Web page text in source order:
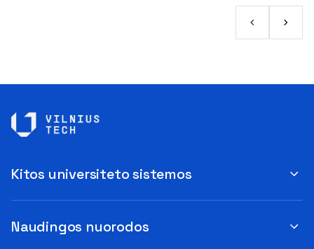
Naudingos nuorodos
Kitos universiteto sistemos